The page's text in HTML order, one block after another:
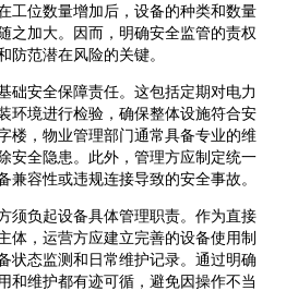
工位数量增加后，设备的种类和数量
之加大。因而，明确安全监管的责权
防范潜在风险的关键。
础安全保障责任。这包括定期对电力
环境进行检验，确保整体设施符合安
楼，物业管理部门通常具备专业的维
安全隐患。此外，管理方应制定统一
兼容性或违规连接导致的安全事故。
须负起设备具体管理职责。作为直接
体，运营方应建立完善的设备使用制
状态监测和日常维护记录。通过明确
和维护都有迹可循，避免因操作不当